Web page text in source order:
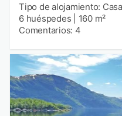
Tipo de alojamiento: Casa
6 huéspedes
160 m²
Comentarios: 4